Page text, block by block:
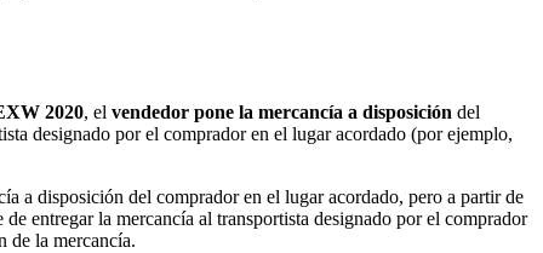
2020, el vendedor pone la mercancía a disposición del
designado por el comprador en el lugar acordado (por ejemplo,
a disposición del comprador en el lugar acordado, pero a partir de
de entregar la mercancía al transportista designado por el comprador
de la mercancía.